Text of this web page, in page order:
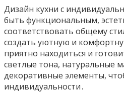
Дизайн кухни с
быть функциональным,
соответствовать общему
создать уютную и
приятно находиться и
светлые тона, натуральные
декоративные элементы,
индивидуальности․